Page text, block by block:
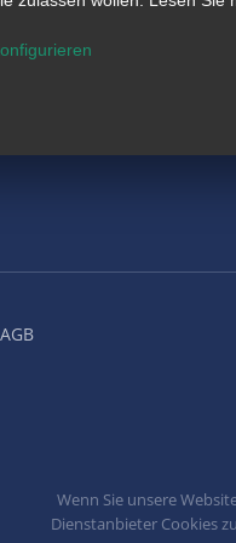
AGB
Wenn Sie unsere
Dienstanbieter Cookies